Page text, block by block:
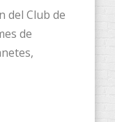
del Club de
de